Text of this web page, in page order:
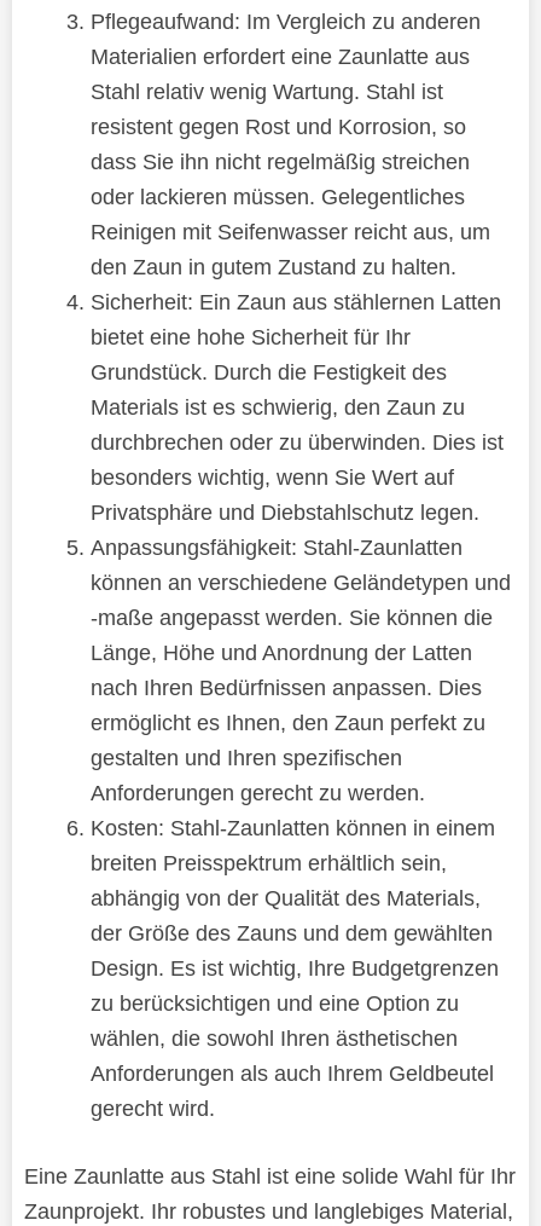
Pflegeaufwand: Im Vergleich zu anderen
Materialien erfordert eine Zaunlatte aus
Stahl relativ wenig Wartung. Stahl ist
resistent gegen Rost und Korrosion, so
dass Sie ihn nicht regelmäßig streichen
oder lackieren müssen. Gelegentliches
Reinigen mit Seifenwasser reicht aus, um
den Zaun in gutem Zustand zu halten.
Sicherheit: Ein Zaun aus stählernen Latten
bietet eine hohe Sicherheit für Ihr
Grundstück. Durch die Festigkeit des
Materials ist es schwierig, den Zaun zu
durchbrechen oder zu überwinden. Dies ist
besonders wichtig, wenn Sie Wert auf
Privatsphäre und Diebstahlschutz legen.
Anpassungsfähigkeit: Stahl-Zaunlatten
können an verschiedene Geländetypen und
-maße angepasst werden. Sie können die
Länge, Höhe und Anordnung der Latten
nach Ihren Bedürfnissen anpassen. Dies
ermöglicht es Ihnen, den Zaun perfekt zu
gestalten und Ihren spezifischen
Anforderungen gerecht zu werden.
Kosten: Stahl-Zaunlatten können in einem
breiten Preisspektrum erhältlich sein,
abhängig von der Qualität des Materials,
der Größe des Zauns und dem gewählten
Design. Es ist wichtig, Ihre Budgetgrenzen
zu berücksichtigen und eine Option zu
wählen, die sowohl Ihren ästhetischen
Anforderungen als auch Ihrem Geldbeutel
gerecht wird.
Eine Zaunlatte aus Stahl ist eine solide Wahl für Ihr
Zaunprojekt. Ihr robustes und langlebiges Material,